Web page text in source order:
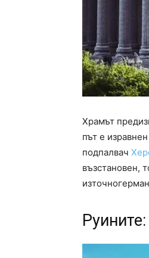
Храмът
път е
подпалвач
възстановен,